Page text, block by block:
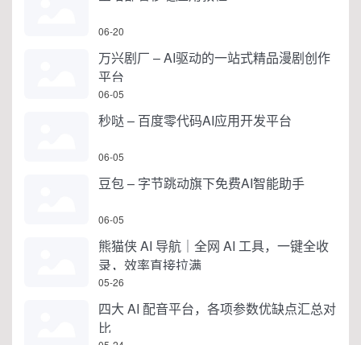
06-20
万兴剧厂 – AI驱动的一站式精品漫剧创作
平台
06-05
秒哒 – 百度零代码AI应用开发平台
06-05
豆包 – 字节跳动旗下免费AI智能助手
06-05
熊猫侠 AI 导航｜全网 AI 工具，一键全收
录，效率直接拉满
05-26
四大 AI 配音平台，各项参数优缺点汇总对
比